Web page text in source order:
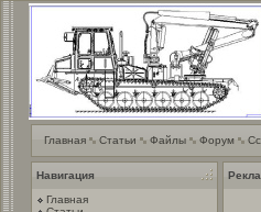
Главная Статьи Файлы Форум
Навигация
Главная